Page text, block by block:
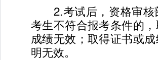
2.考试后，资格审核
考生不符合报考条件的
成绩无效；取得证书或
明无效。